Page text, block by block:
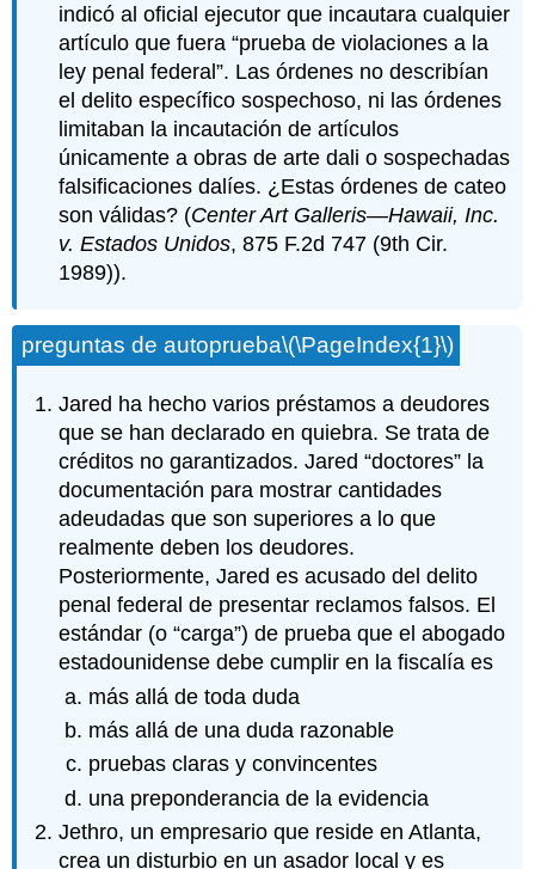
indicó al oficial ejecutor que incautara cualquier
artículo que fuera “prueba de violaciones a la
ley penal federal”. Las órdenes no describían
el delito específico sospechoso, ni las órdenes
limitaban la incautación de artículos
únicamente a obras de arte dali o sospechadas
falsificaciones dalíes. ¿Estas órdenes de cateo
son válidas? (Center Art Galleris—Hawaii, Inc.
v. Estados Unidos, 875 F.2d 747 (9th Cir.
1989)).
preguntas de autoprueba\(\PageIndex{1}\)
Jared ha hecho varios préstamos a deudores
que se han declarado en quiebra. Se trata de
créditos no garantizados. Jared “doctores” la
documentación para mostrar cantidades
adeudadas que son superiores a lo que
realmente deben los deudores.
Posteriormente, Jared es acusado del delito
penal federal de presentar reclamos falsos. El
estándar (o “carga”) de prueba que el abogado
estadounidense debe cumplir en la fiscalía es
más allá de toda duda
más allá de una duda razonable
pruebas claras y convincentes
una preponderancia de la evidencia
Jethro, un empresario que reside en Atlanta,
crea un disturbio en un asador local y es